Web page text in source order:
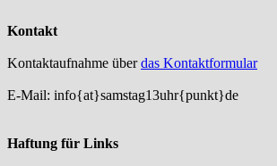
Kontakt
Kontaktaufnahme überdas Kontaktformular
E-Mail: info{at}samstag13uhr{punkt}de
Haftung für Links